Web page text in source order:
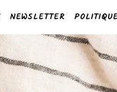
NEWSLETTER